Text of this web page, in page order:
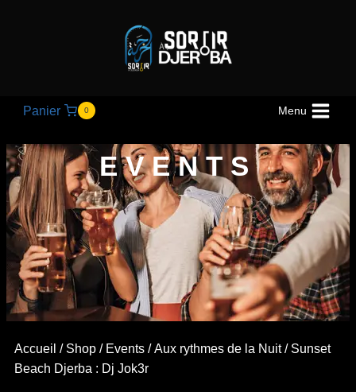
Panier 0 Menu
EVENTS
Accueil / Shop / Events /Aux rythmes de la Nuit/ Sunset
Beach Djerba : Dj Jok3r